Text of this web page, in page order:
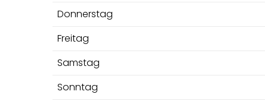
Donnerstag
Freitag
Samstag
Sonntag